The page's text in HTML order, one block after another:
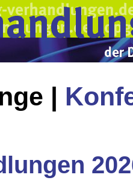
|